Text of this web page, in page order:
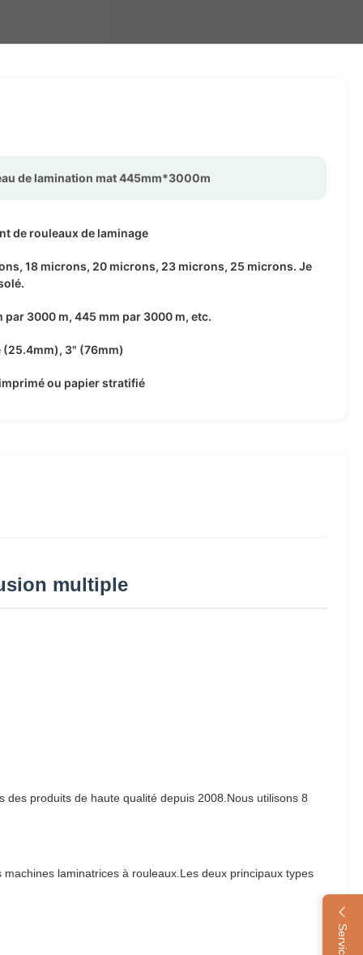
de lamination mat 445mm*3000m
de rouleaux de laminage
18 microns, 20 microns, 23 microns, 25 microns. Je
par 3000 m, 445 mm par 3000 m, etc.
(25.4mm), 3" (76mm)
ou papier stratifié
multiple
produits de haute qualité depuis 2008.Nous utilisons 8
laminatrices à rouleaux.Les deux principaux types